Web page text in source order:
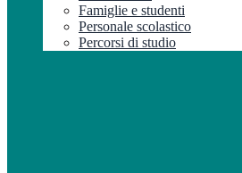
Famiglie e studenti
Personale scolastico
Percorsi di studio